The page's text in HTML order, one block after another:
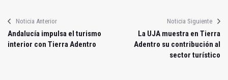
Noticia Anterior
Andalucía impulsa el turismo
interior con Tierra Adentro
Noticia Siguiente
La UJA muestra en Tierra
Adentro su contribución al
sector turístico